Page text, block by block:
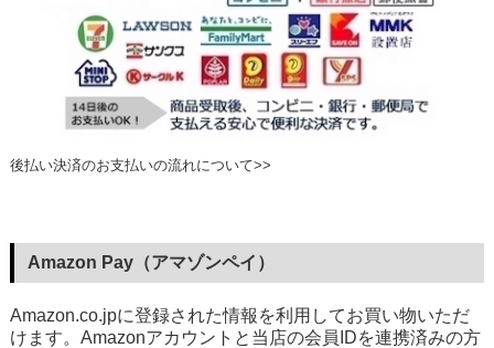
後払い決済のお支払いの流れについて>>
Amazon Pay（アマゾンペイ）
Amazon.co.jpに登録された情報を利用してお買い物いただ
けます。Amazonアカウントと当店の会員IDを連携済みの方